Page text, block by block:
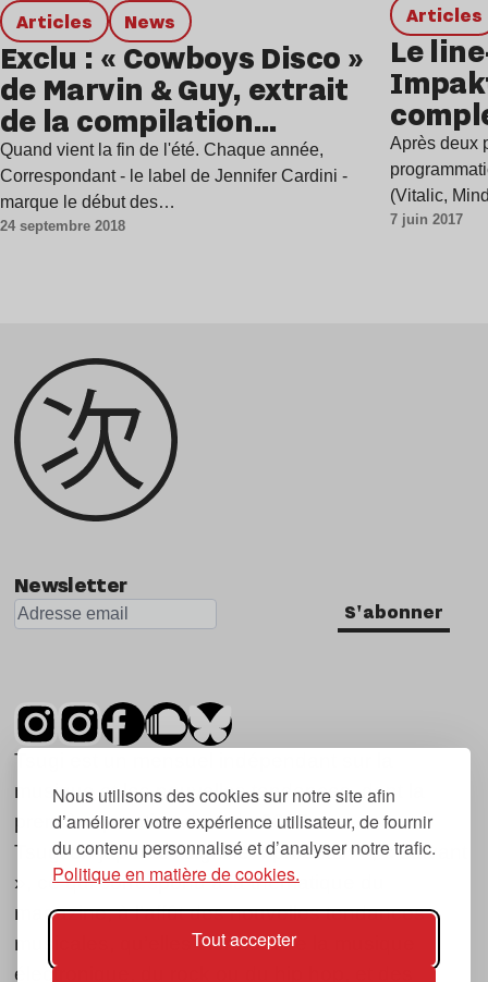
Nous utilisons des cookies sur notre site afin
d’améliorer votre expérience utilisateur, de fournir
du contenu personnalisé et d’analyser notre trafic.
Politique en matière de cookies.
Tout accepter
Articles news
Exclu : « Cowboys Disco »
de Marvin & Guy, extrait
de la compilation
Correspondant
Quand vient la fin de l'été. Chaque année,
Correspondant - le label de Jennifer Cardini -
marque le début des…
24 septembre 2018
Articles
Le
Après deux
(Vitalic,
Malin...), le
7 juin 2017
Newsletter
S'abonner
Tsugi est un mensuel indépendant sur la
musique et les nouvelles tendances, dont la
première parution date de 2007.
Tsugi en japonais signifie « prochain », « suivant
», ce qui correspond à la thématique du
magazine, à l’affût des nouvelles tendances
musicales, qu’elles viennent de la musique
électronique, du rock ou du hip hop, et des